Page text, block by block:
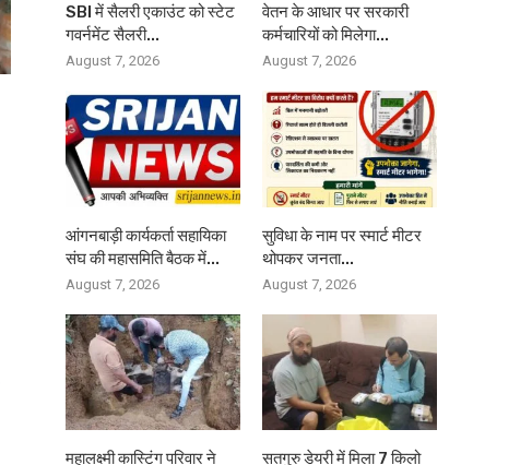
SBI में सैलरी एकाउंट को स्टेट
गवर्नमेंट सैलरी...
August 7, 2026
वेतन के आधार पर सरकारी
कर्मचारियों को मिलेगा...
August 7, 2026
आंगनबाड़ी कार्यकर्ता सहायिका
संघ की महासमिति बैठक में...
August 7, 2026
सुविधा के नाम पर स्मार्ट मीटर
थोपकर जनता...
August 7, 2026
महालक्ष्मी कास्टिंग परिवार ने
सतगुरु डेयरी में मिला 7 किलो